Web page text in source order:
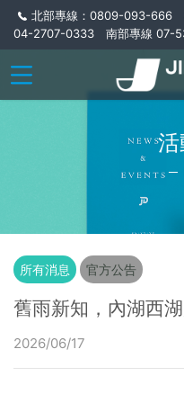
北部專線：0809-093-666
04-2707-0333 南部專線 07-
─
所有消息 官方公告
舊雨新知，內湖西
2026/06/17